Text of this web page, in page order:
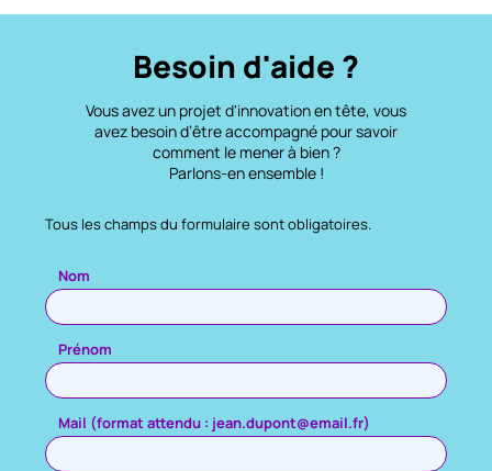
Besoin d'aide ?
Vous avez un projet d'innovation en tête, vous
avez besoin d’être accompagné pour savoir
comment le mener à bien ?
Parlons-en ensemble !
Tous les champs du formulaire sont obligatoires.
Nom
Prénom
Mail (format attendu : jean.dupont@email.fr)